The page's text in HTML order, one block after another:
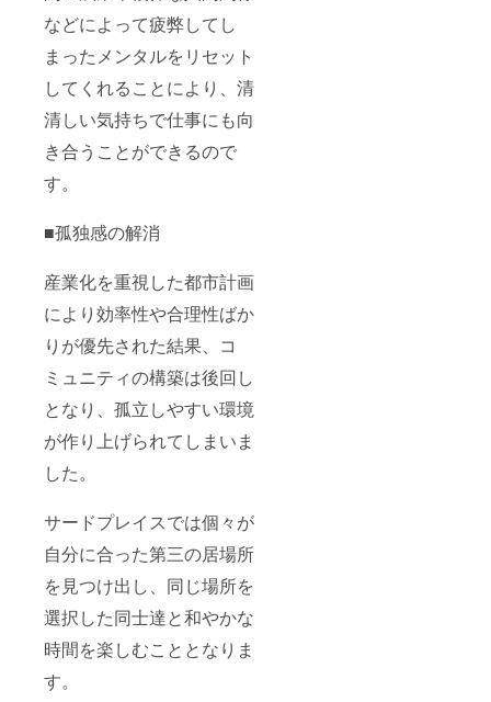
などによって疲弊してし
まったメンタルをリセット
してくれることにより、清
清しい気持ちで仕事にも向
き合うことができるので
す。
■孤独感の解消
産業化を重視した都市計画
により効率性や合理性ばか
りが優先された結果、コ
ミュニティの構築は後回し
となり、孤立しやすい環境
が作り上げられてしまいま
した。
サードプレイスでは個々が
自分に合った第三の居場所
を見つけ出し、同じ場所を
選択した同士達と和やかな
時間を楽しむこととなりま
す。